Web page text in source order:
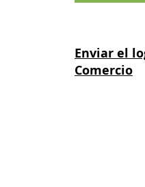
Enviar el
Comercio